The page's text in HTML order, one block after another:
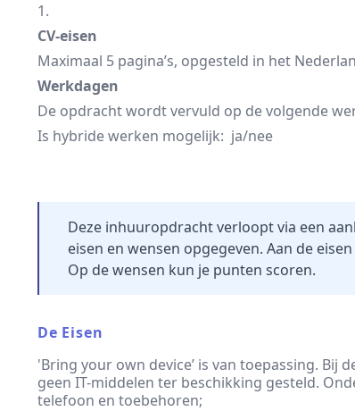
1.
CV-eisen
Maximaal 5 pagina’s, opgesteld in het
Werkdagen
De opdracht wordt vervuld op de volgende
Is hybride werken mogelijk: ja/nee
Deze inhuuropdracht verloopt via een
eisen en wensen opgegeven. Aan de eisen
Op de wensen kun je punten scoren.
De Eisen
'Bring your own device’ is van toepassing. Bij
geen IT-middelen ter beschikking gesteld.
telefoon en toebehoren;